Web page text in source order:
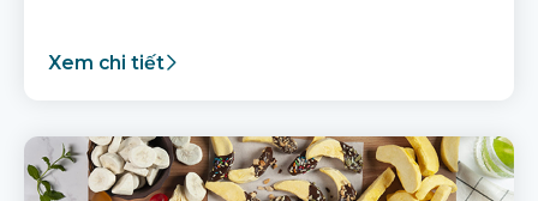
Xem chi tiết